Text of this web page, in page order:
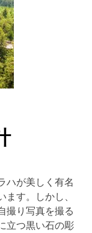
ハが美しく有名
す。しかし、
撮り写真を撮る
立つ黒い石の彫